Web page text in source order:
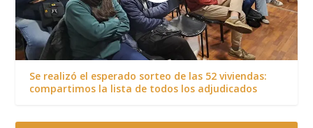
Se realizó el esperado sorteo de las 52 viviendas:
compartimos la lista de todos los adjudicados